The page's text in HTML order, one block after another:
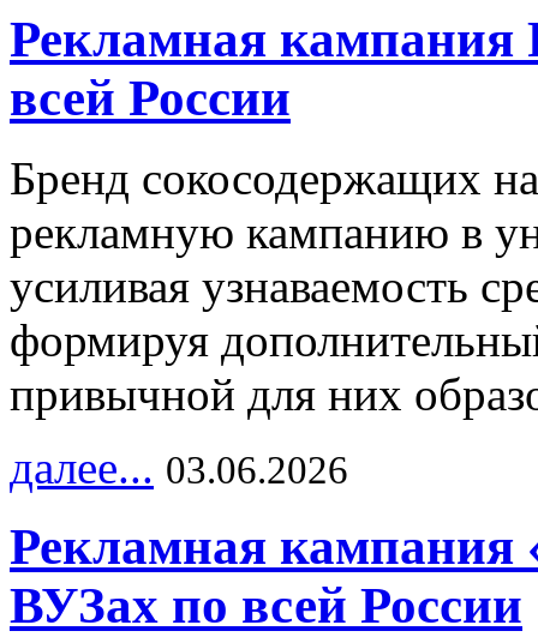
Рекламная
всей России
Бренд сокосодержащих
рекламную кампанию в
усиливая узнаваемость
формируя
привычной для них
далее... 03.06.2026
Рекламная кампания
ВУЗах по всей России